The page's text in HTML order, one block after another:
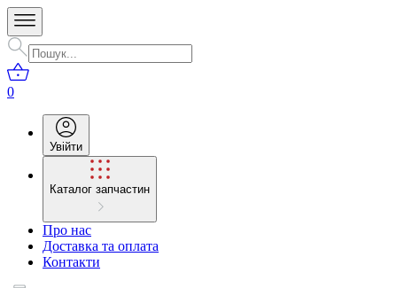
0
Увійти
Каталог запчастин
Про нас
Доставка та оплата
Контакти